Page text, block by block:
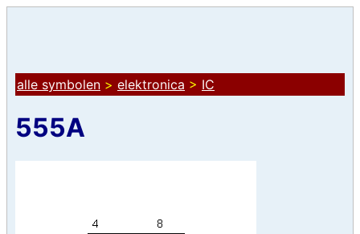
alle symbolen > elektronica > IC
555A